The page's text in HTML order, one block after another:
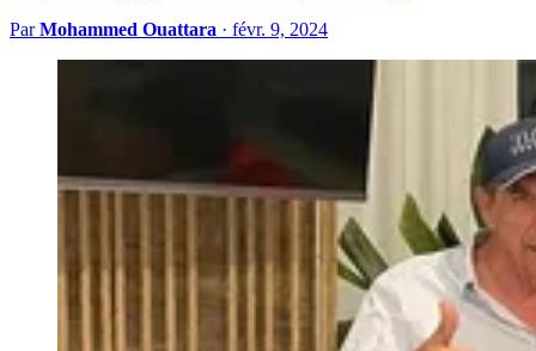
ParMohammed Ouattara · févr. 9, 2024